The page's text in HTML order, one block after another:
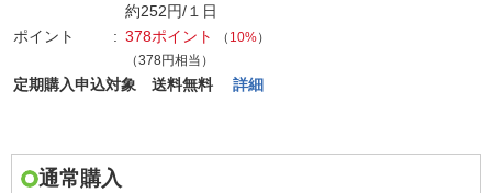
約252円/１日
ポイント
378ポイント （ 10%）
（378円相当）
定期購入申込対象 送料無料 詳細
通常購入